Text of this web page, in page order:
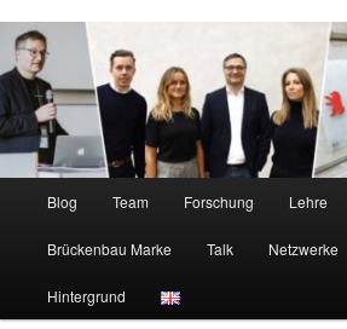
Blog Team Forschung Lehre
Brückenbau Marke Talk Netzwerke
Hintergrund